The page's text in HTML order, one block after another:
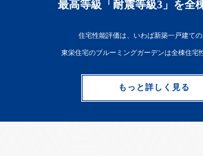
最高等級「耐震等級3」を全
住宅性能評価は、いわば新築一戸建ての
東栄住宅のブルーミングガーデンは全棟住宅
もっと詳しく見る